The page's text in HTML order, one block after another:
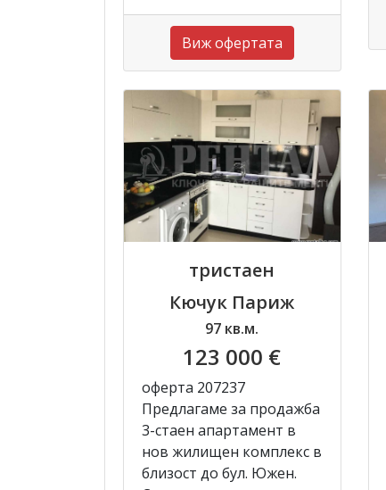
Виж офертата
тристаен
Кючук Париж
97 кв.м.
123 000 €
оферта 207237
Предлагаме за продажба
3-стаен апартамент в
нов жилищен комплекс в
близост до бул. Южен.